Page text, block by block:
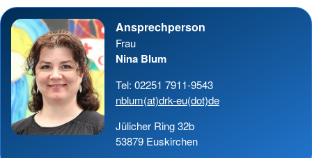
Ansprechperson
Frau
Nina Blum
Tel: 02251 7911-9543
nblum(at)drk-eu(dot)de
Jülicher Ring 32b
53879 Euskirchen